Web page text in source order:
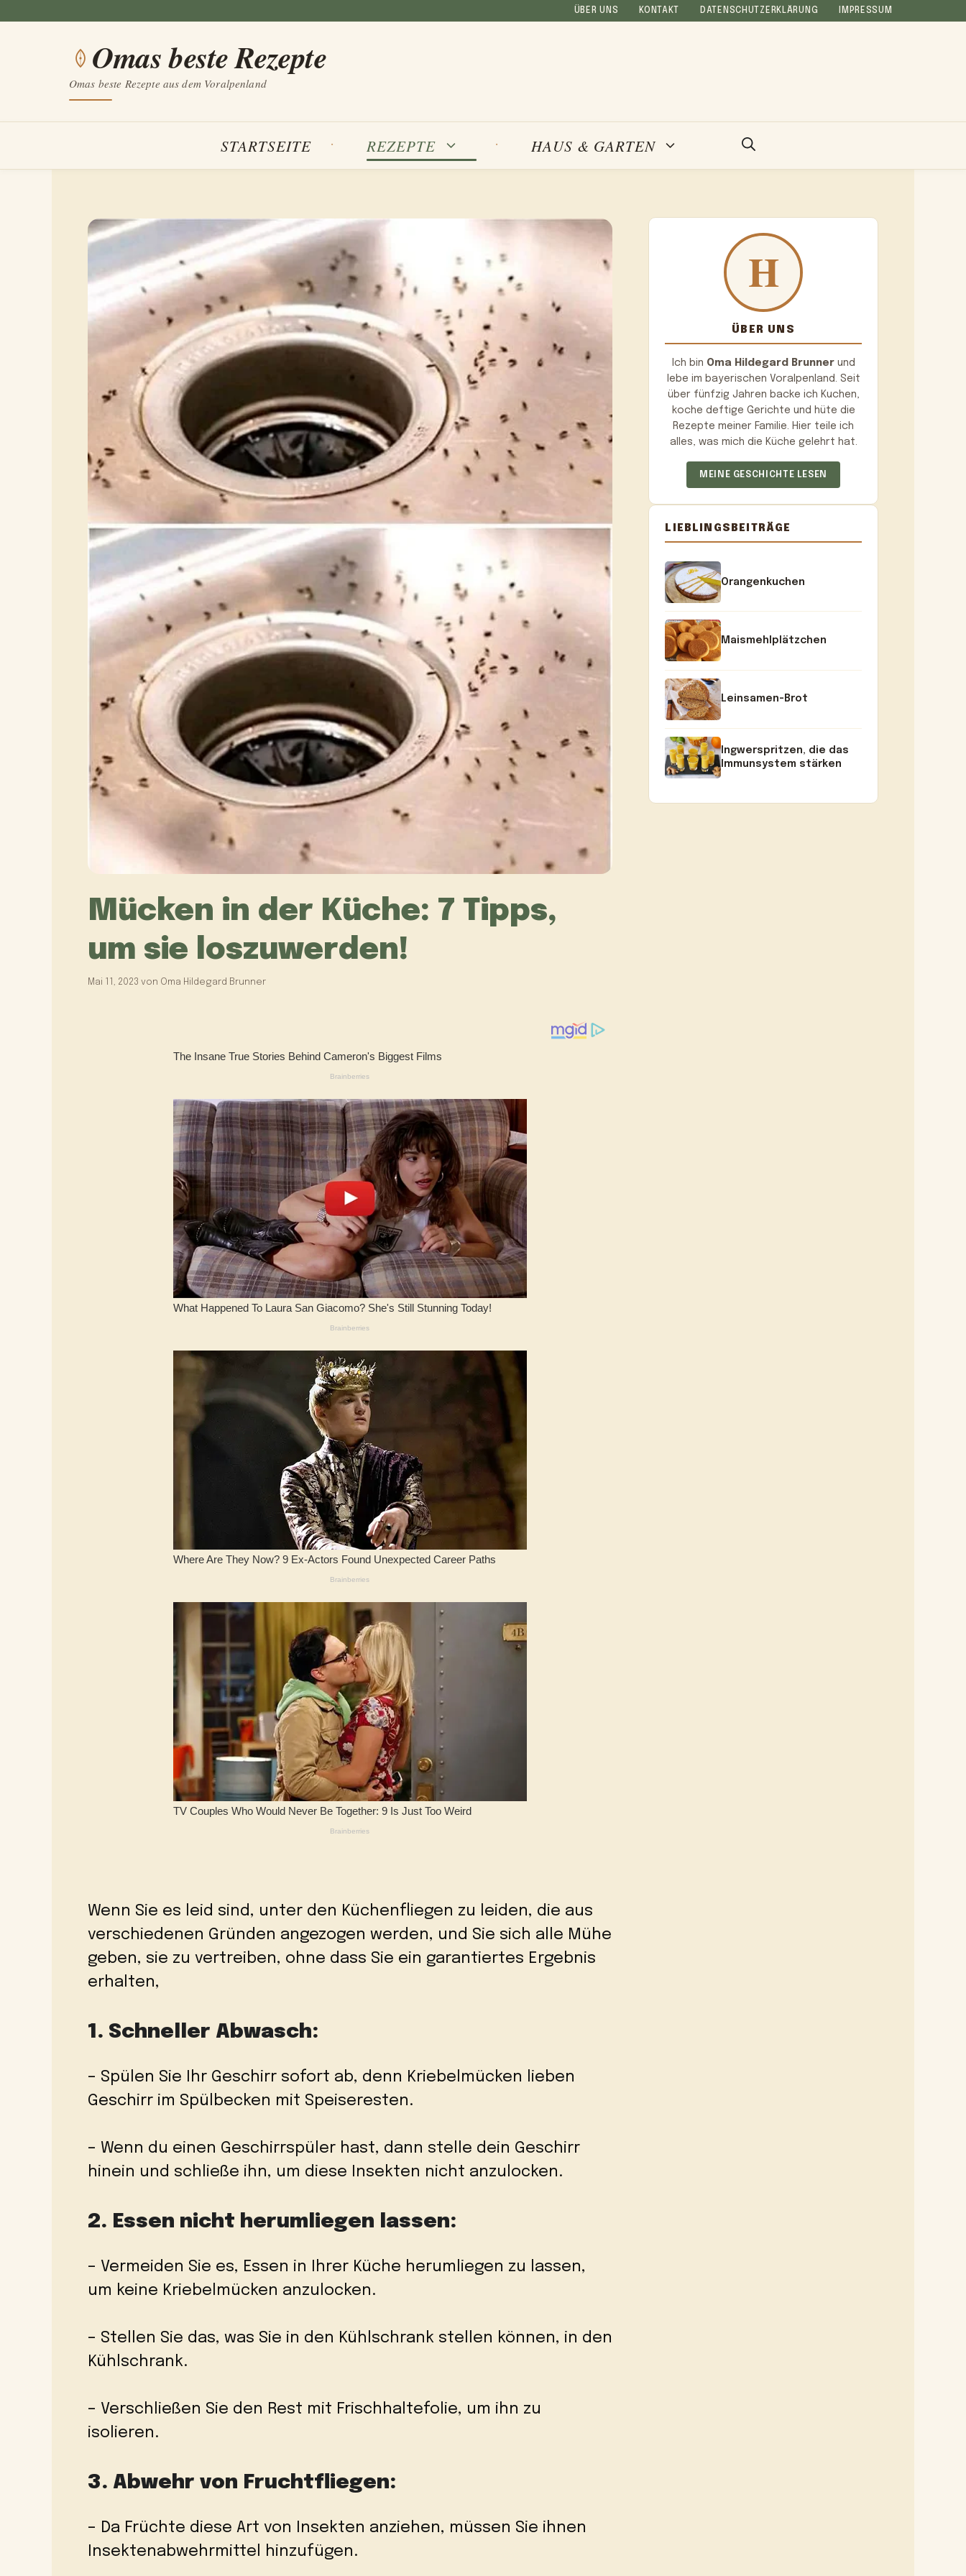
ÜBER UNS KONTAKT DATENSCHUTZERKLÄRUNG IMPRESSUM
Omas beste Rezepte
Omas beste Rezepte aus dem Voralpenland
STARTSEITE REZEPTE HAUS & GARTEN
Mücken in der Küche: 7 Tipps,
um sie loszuwerden!
Mai 11, 2023 von Oma Hildegard Brunner
Wenn Sie es leid sind, unter den Küchenfliegen zu leiden, die aus
verschiedenen Gründen angezogen werden, und Sie sich alle Mühe
geben, sie zu vertreiben, ohne dass Sie ein garantiertes Ergebnis
erhalten,
1. Schneller Abwasch:
– Spülen Sie Ihr Geschirr sofort ab, denn Kriebelmücken lieben
Geschirr im Spülbecken mit Speiseresten.
– Wenn du einen Geschirrspüler hast, dann stelle dein Geschirr
hinein und schließe ihn, um diese Insekten nicht anzulocken.
2. Essen nicht herumliegen lassen:
– Vermeiden Sie es, Essen in Ihrer Küche herumliegen zu lassen,
um keine Kriebelmücken anzulocken.
– Stellen Sie das, was Sie in den Kühlschrank stellen können, in den
Kühlschrank.
– Verschließen Sie den Rest mit Frischhaltefolie, um ihn zu
isolieren.
3. Abwehr von Fruchtfliegen:
– Da Früchte diese Art von Insekten anziehen, müssen Sie ihnen
Insektenabwehrmittel hinzufügen.
ÜBER UNS
Ich bin Oma Hildegard Brunnerund
lebe im bayerischen Voralpenland. Seit
über fünfzig Jahren backe ich Kuchen,
koche deftige Gerichte und hüte die
Rezepte meiner Familie. Hier teile ich
alles, was mich die Küche gelehrt hat.
MEINE GESCHICHTE LESEN
LIEBLINGSBEITRÄGE
Orangenkuchen
Maismehlplätzchen
Leinsamen-Brot
Ingwerspritzen, die das
Immunsystem stärken